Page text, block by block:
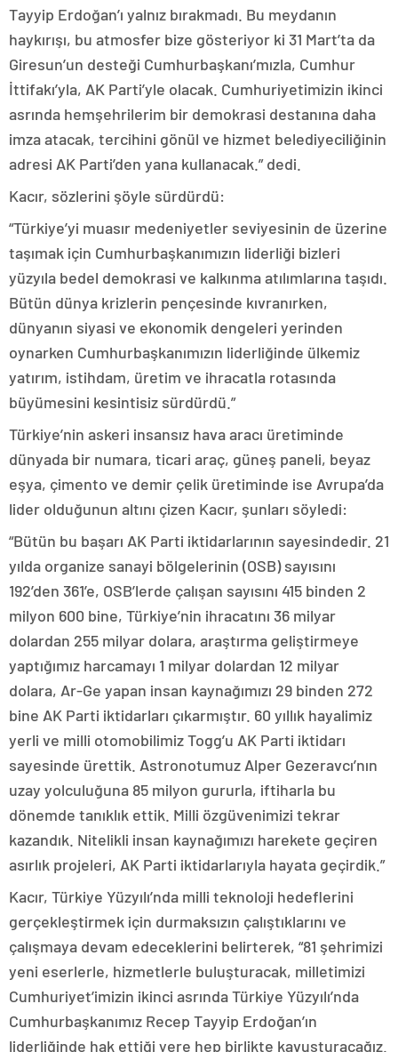
Tayyip Erdoğan’ı yalnız bırakmadı. Bu meydanın
haykırışı, bu atmosfer bize gösteriyor ki 31 Mart’ta da
Giresun’un desteği Cumhurbaşkanı’mızla, Cumhur
İttifakı’yla, AK Parti’yle olacak. Cumhuriyetimizin ikinci
asrında hemşehrilerim bir demokrasi destanına daha
imza atacak, tercihini gönül ve hizmet belediyeciliğinin
adresi AK Parti’den yana kullanacak.” dedi.
Kacır, sözlerini şöyle sürdürdü:
“Türkiye’yi muasır medeniyetler seviyesinin de üzerine
taşımak için Cumhurbaşkanımızın liderliği bizleri
yüzyıla bedel demokrasi ve kalkınma atılımlarına taşıdı.
Bütün dünya krizlerin pençesinde kıvranırken,
dünyanın siyasi ve ekonomik dengeleri yerinden
oynarken Cumhurbaşkanımızın liderliğinde ülkemiz
yatırım, istihdam, üretim ve ihracatla rotasında
büyümesini kesintisiz sürdürdü.”
Türkiye’nin askeri insansız hava aracı üretiminde
dünyada bir numara, ticari araç, güneş paneli, beyaz
eşya, çimento ve demir çelik üretiminde ise Avrupa’da
lider olduğunun altını çizen Kacır, şunları söyledi:
“Bütün bu başarı AK Parti iktidarlarının sayesindedir. 21
yılda organize sanayi bölgelerinin (OSB) sayısını
192’den 361’e, OSB’lerde çalışan sayısını 415 binden 2
milyon 600 bine, Türkiye’nin ihracatını 36 milyar
dolardan 255 milyar dolara, araştırma geliştirmeye
yaptığımız harcamayı 1 milyar dolardan 12 milyar
dolara, Ar-Ge yapan insan kaynağımızı 29 binden 272
bine AK Parti iktidarları çıkarmıştır. 60 yıllık hayalimiz
yerli ve milli otomobilimiz Togg’u AK Parti iktidarı
sayesinde ürettik. Astronotumuz Alper Gezeravcı’nın
uzay yolculuğuna 85 milyon gururla, iftiharla bu
dönemde tanıklık ettik. Milli özgüvenimizi tekrar
kazandık. Nitelikli insan kaynağımızı harekete geçiren
asırlık projeleri, AK Parti iktidarlarıyla hayata geçirdik.”
Kacır, Türkiye Yüzyılı’nda milli teknoloji hedeflerini
gerçekleştirmek için durmaksızın çalıştıklarını ve
çalışmaya devam edeceklerini belirterek, “81 şehrimizi
yeni eserlerle, hizmetlerle buluşturacak, milletimizi
Cumhuriyet’imizin ikinci asrında Türkiye Yüzyılı’nda
Cumhurbaşkanımız Recep Tayyip Erdoğan’ın
liderliğinde hak ettiği yere hep birlikte kavuşturacağız.